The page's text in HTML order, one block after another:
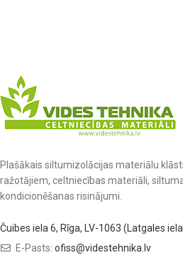
Plašākais siltumizolācijas materiālu
ražotājiem, celtniecības materiāli,
kondicionēšanas risinājumi.
Čuibes iela 6, Rīga, LV-1063 (Latgales
E-Pasts: ofiss@videstehnika.lv